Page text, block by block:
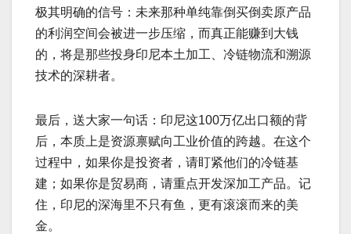
极其明确的信号：未来那种单纯靠倒买倒卖原产品
的利润空间会被进一步压缩，而真正能赚到大钱
的，将是那些投身印尼本土加工、冷链物流和溯源
技术的深耕者。
最后，送大家一句话：印尼这100万亿出口额的背
后，本质上是资源禀赋向工业价值的跨越。在这个
过程中，如果你是投资者，请盯紧他们的冷链基
建；如果你是贸易商，请重点开发深加工产品。记
住，印尼的深海里不只有鱼，更有滚滚而来的美
金。